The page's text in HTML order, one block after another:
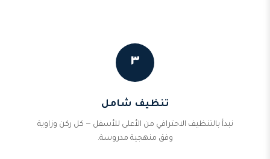
٣
تنظيف شامل
نبدأ بالتنظيف الاحترافي من الأعلى للأسفل — كل ركن وزاوية
وفق منهجية مدروسة.